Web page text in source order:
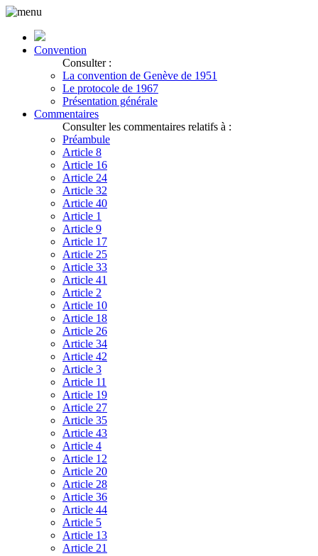
Convention
Consulter :
La convention de Genève de 1951
Le protocole de 1967
Présentation générale
Commentaires
Consulter les commentaires relatifs à :
Préambule
Article 8
Article 16
Article 24
Article 32
Article 40
Article 1
Article 9
Article 17
Article 25
Article 33
Article 41
Article 2
Article 10
Article 18
Article 26
Article 34
Article 42
Article 3
Article 11
Article 19
Article 27
Article 35
Article 43
Article 4
Article 12
Article 20
Article 28
Article 36
Article 44
Article 5
Article 13
Article 21